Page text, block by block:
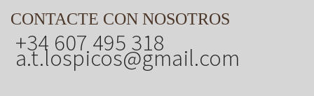
CONTACTE CON NOSOTROS
+34 607 495 318
a.t.lospicos@gmail.com